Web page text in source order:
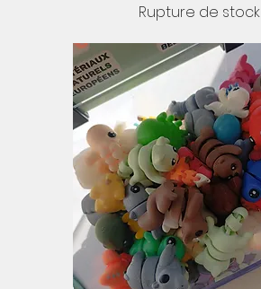
Rupture de stock